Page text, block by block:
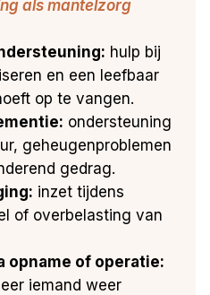
als mantelzorg
hulp bij
en een leefbaar
op te vangen.
ondersteuning
geheugenproblemen
gedrag.
inzet tijdens
of overbelasting van
opname of operatie:
iemand weer